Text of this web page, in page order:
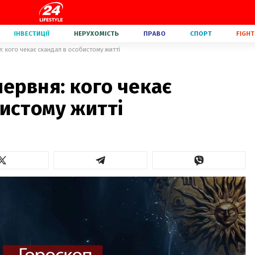
ІНВЕСТИЦІЇ НЕРУХОМІСТЬ ПРАВО СПОРТ FIGHT
кого чекає скандал в особистому житті
кого чекає
житті